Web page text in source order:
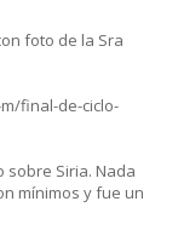
foto de la Sra
final-de-ciclo-
Siria. Nada
mínimos y fue un